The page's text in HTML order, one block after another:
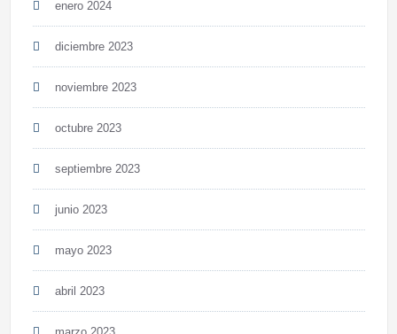
enero 2024
diciembre 2023
noviembre 2023
octubre 2023
septiembre 2023
junio 2023
mayo 2023
abril 2023